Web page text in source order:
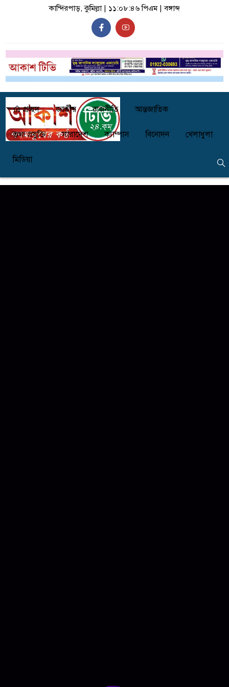
কান্দিরপাড়, কুমিল্লা | ১১:০৮:৪৭ পিএম|বঙ্গাব্দ
প্রচ্ছদ জাতীয় রাজনীতি আন্তজাতিক
তথ্য প্রযুক্তি সারাদেশ ক্যাম্পাস বিনোদন খেলাধুলা
মিডিয়া